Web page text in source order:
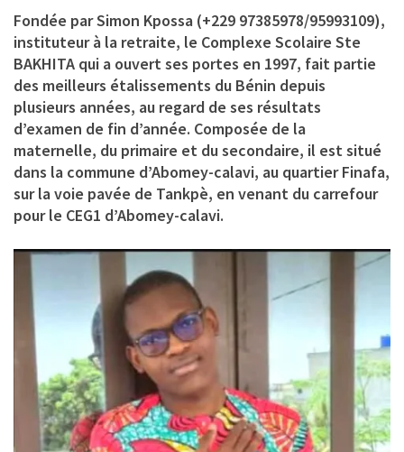
Fondée par Simon Kpossa (+229 97385978/95993109),
instituteur à la retraite, le Complexe Scolaire Ste
BAKHITA qui a ouvert ses portes en 1997, fait partie
des meilleurs étalissements du Bénin depuis
plusieurs années, au regard de ses résultats
d’examen de fin d’année. Composée de la
maternelle, du primaire et du secondaire, il est situé
dans la commune d’Abomey-calavi, au quartier Finafa,
sur la voie pavée de Tankpè, en venant du carrefour
pour le CEG1 d’Abomey-calavi.